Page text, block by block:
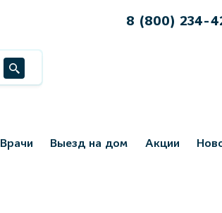
8 (800) 234-
Врачи Выезд на дом Акции